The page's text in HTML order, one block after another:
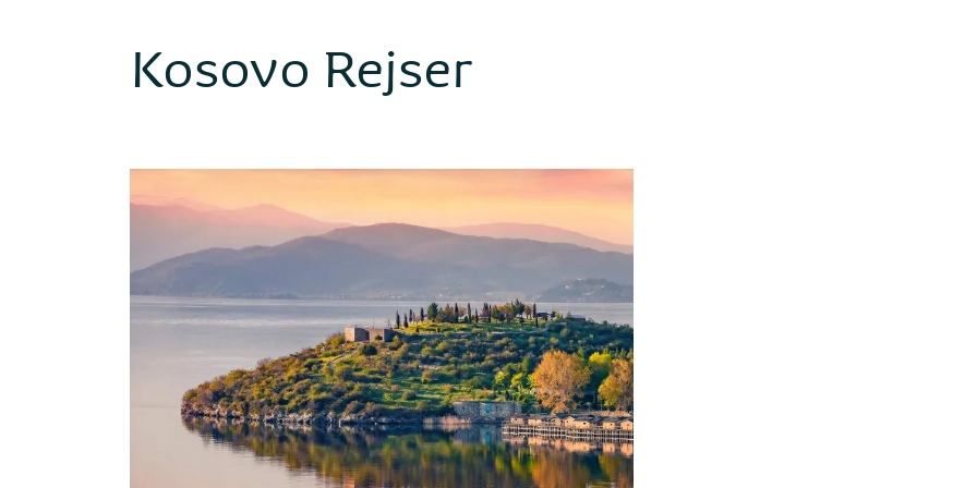
Kosovo Rejser